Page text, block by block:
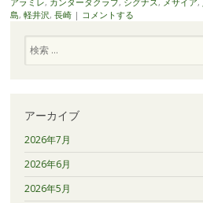
島, 軽井沢, 長崎 | コメントする
索
アーカイブ
2026年7月
2026年6月
2026年5月